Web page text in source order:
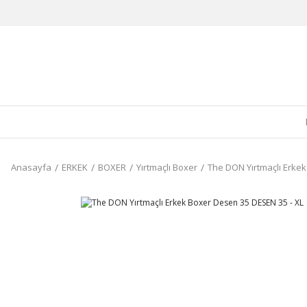
Anasayfa ERKEK BOXER Yırtmaçlı Boxer The DON Yırtmaçlı